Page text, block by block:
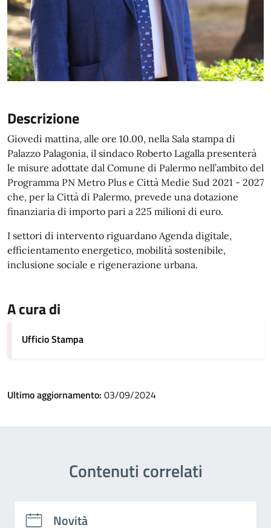
Descrizione
Giovedì mattina, alle ore 10.00, nella Sala stampa di
Palazzo Palagonia, il sindaco Roberto Lagalla presenterà
le misure adottate dal Comune di Palermo nell’ambito del
Programma PN Metro Plus e Città Medie Sud 2021 - 2027
che, per la Città di Palermo, prevede una dotazione
finanziaria di importo pari a 225 milioni di euro.
I settori di intervento riguardano Agenda digitale,
efficientamento energetico, mobilità sostenibile,
inclusione sociale e rigenerazione urbana.
A cura di
Ufficio Stampa
Ultimo aggiornamento: 03/09/2024
Contenuti correlati
Novità